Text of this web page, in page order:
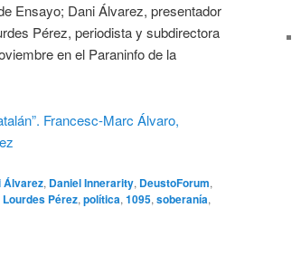
Ensayo; Dani Álvarez, presentador
Pérez, periodista y subdirectora
en el Paraninfo de la
Álvarez, Daniel Innerarity, DeustoForum,
Lourdes Pérez, política, 1095, soberanía,